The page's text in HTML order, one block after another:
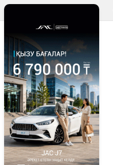
Перейти
к
содержимому